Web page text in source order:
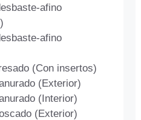
afino
afino
(Con insertos)
(Exterior)
(Interior)
(Exterior)